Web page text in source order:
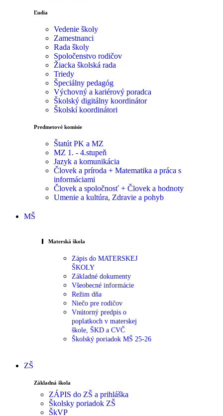
Ľudia
Vedenie školy
Zamestnanci
Rada školy
Spoločenstvo rodičov
Žiacka školská rada
Triedy
Špeciálny pedagóg
Výchovný a kariérový poradca
Školský digitálny koordinátor
Školskí koordinátori
Predmetové komisie
Štatút PK a MZ
MZ 1. - 4.stupeň
Jazyk a komunikácia
Človek a príroda + Matematika a práca s
informáciami
Človek a spoločnosť + Človek a hodnoty
Umenie a kultúra, Zdravie a pohyb
MŠ
Materská škola
Zápis do MATERSKEJ
ŠKOLY
Základné dokumenty
Všeobecné informácie
Režim dňa
Niečo pre rodičov
Vnútorný predpis o
poplatkoch v materskej
škole, ŠKD a CVČ
Školský poriadok MŠ 25-26
ZŠ
Základná škola
ZÁPIS do ZŠ a prihláška
Školsky poriadok ZŠ
ŠkVP